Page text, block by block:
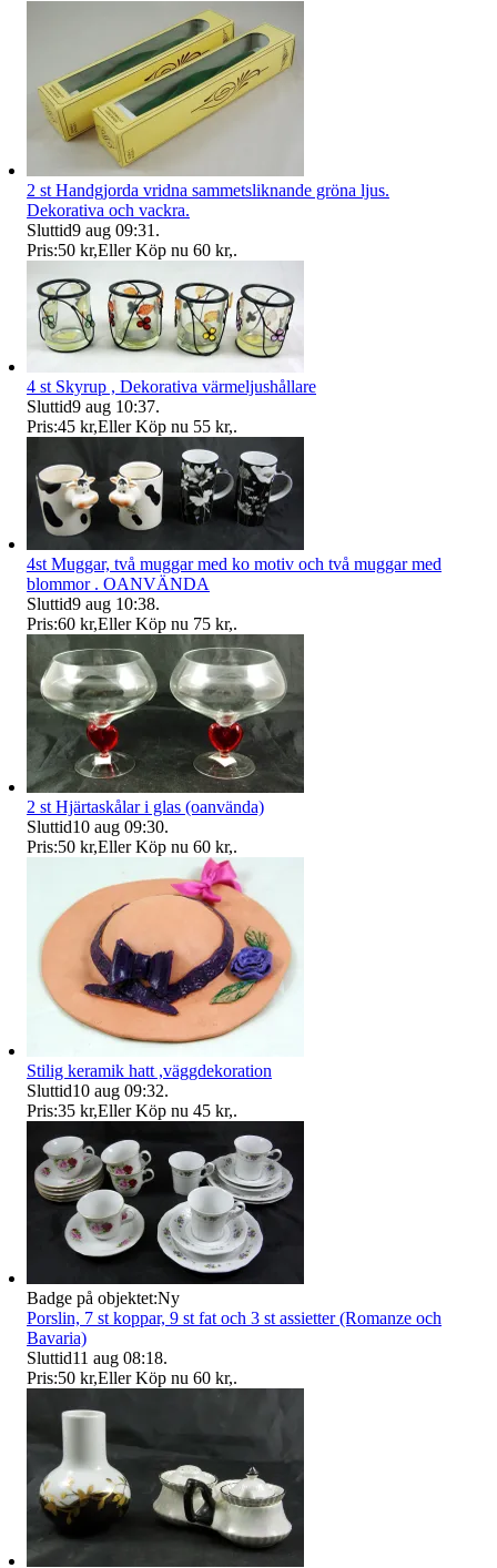
2 st Handgjorda vridna sammetsliknande gröna ljus.
Dekorativa och vackra.
Sluttid9 aug 09:31 .
Pris:50 kr,Eller Köp nu 60 kr,.
4 st Skyrup , Dekorativa värmeljushållare
Sluttid9 aug 10:37.
Pris:45 kr,Eller Köp nu 55 kr,.
4st Muggar, två muggar med ko motiv och två muggar med
blommor . OANVÄNDA
Sluttid9 aug 10:38.
Pris:60 kr,Eller Köp nu 75 kr,.
2 st Hjärtaskålar i glas (oanvända)
Sluttid10 aug 09:30.
Pris:50 kr,Eller Köp nu 60 kr,.
Stilig keramik hatt ,väggdekoration
Sluttid10 aug 09:32.
Pris:35 kr,Eller Köp nu 45 kr,.
Badge på objektet:Ny
Porslin, 7 st koppar, 9 st fat och 3 st assietter (Romanze och
Bavaria)
Sluttid11 aug 08:18.
Pris:50 kr,Eller Köp nu 60 kr,.